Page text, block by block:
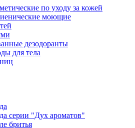
по уходу за кожей
моющие
дезодоранты
для тела
серии "Дух ароматов"
бритья